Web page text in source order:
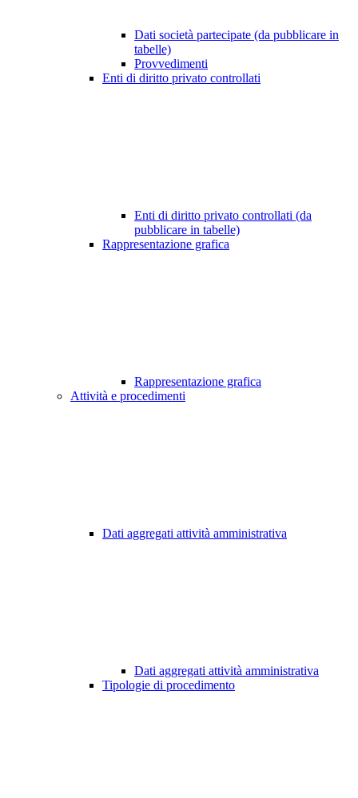
Dati società partecipate (da pubblicare in
tabelle)
Provvedimenti
Enti di diritto privato controllati
Enti di diritto privato controllati (da
pubblicare in tabelle)
Rappresentazione grafica
Rappresentazione grafica
Attività e procedimenti
Dati aggregati attività amministrativa
Dati aggregati attività amministrativa
Tipologie di procedimento